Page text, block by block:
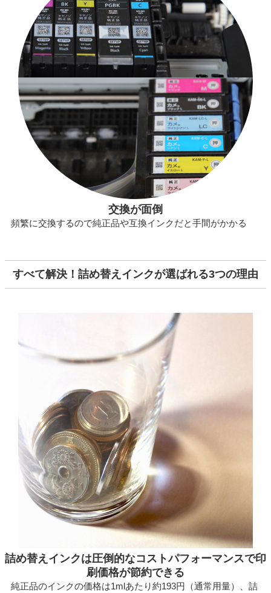
交換が面倒
頻繁に交換するので純正品や互換インクだと手間がかかる
すべて解決！詰め替えインクが選ばれる3つの理由
詰め替えインクは圧倒的なコストパフォーマンスで印
刷価格が節約できる
純正品のインクの価格は1mlあたり約193円（通常用量）、詰